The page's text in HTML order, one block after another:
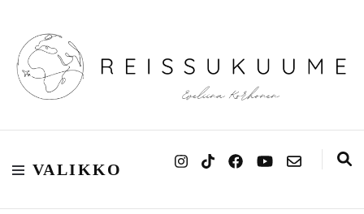
Reissukuume
VALIKKO